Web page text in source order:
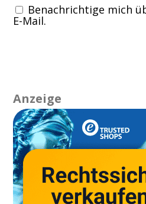
Benachrichtige mich
E-Mail.
Anzeige